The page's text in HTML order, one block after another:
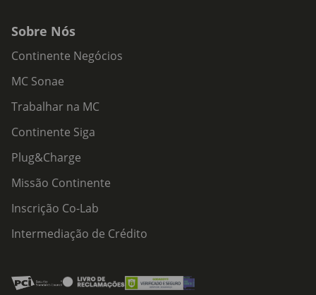
Sobre Nós
Continente Negócios
MC Sonae
Trabalhar na MC
Continente Siga
Plug&Charge
Missão Continente
Inscrição Co-Lab
Intermediação de Crédito